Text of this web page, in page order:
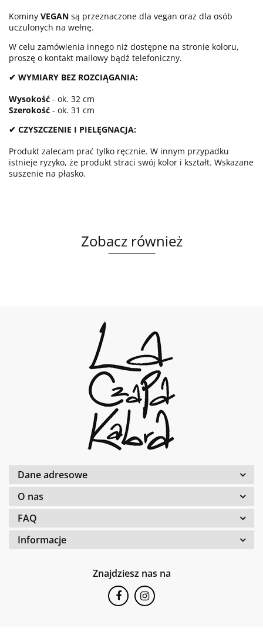
Kominy VEGAN są przeznaczone dla vegan oraz dla osób
uczulonych na wełnę.
W celu zamówienia innego niż dostępne na stronie koloru,
proszę o kontakt mailowy bądź telefoniczny.
✔ WYMIARY BEZ ROZCIĄGANIA:
Wysokość - ok. 32 cm
Szerokość - ok. 31 cm
✔ CZYSZCZENIE I PIELĘGNACJA:
Produkt zalecam prać tylko ręcznie. W innym przypadku
istnieje ryzyko, że produkt straci swój kolor i kształt. Wskazane
suszenie na płasko.
Zobacz również
Dane adresowe
O nas
FAQ
Informacje
Znajdziesz nas na